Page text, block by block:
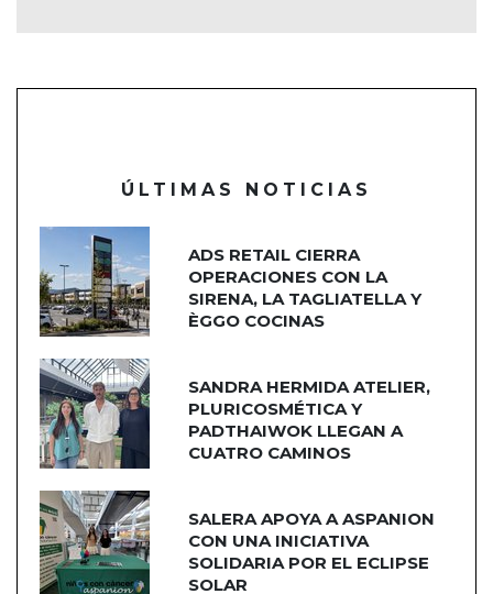
ÚLTIMAS NOTICIAS
ADS RETAIL CIERRA
OPERACIONES CON LA
SIRENA, LA TAGLIATELLA Y
ÈGGO COCINAS
SANDRA HERMIDA ATELIER,
PLURICOSMÉTICA Y
PADTHAIWOK LLEGAN A
CUATRO CAMINOS
SALERA APOYA A ASPANION
CON UNA INICIATIVA
SOLIDARIA POR EL ECLIPSE
SOLAR